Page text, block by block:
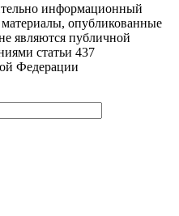
информационный
опубликованные
являются публичной
статьи 437
Федерации